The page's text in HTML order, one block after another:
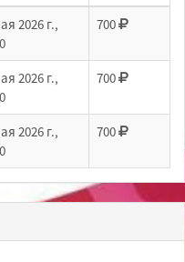
2026 г.,
700
2026 г.,
700
2026 г.,
700
ВС «Золото Удокана»